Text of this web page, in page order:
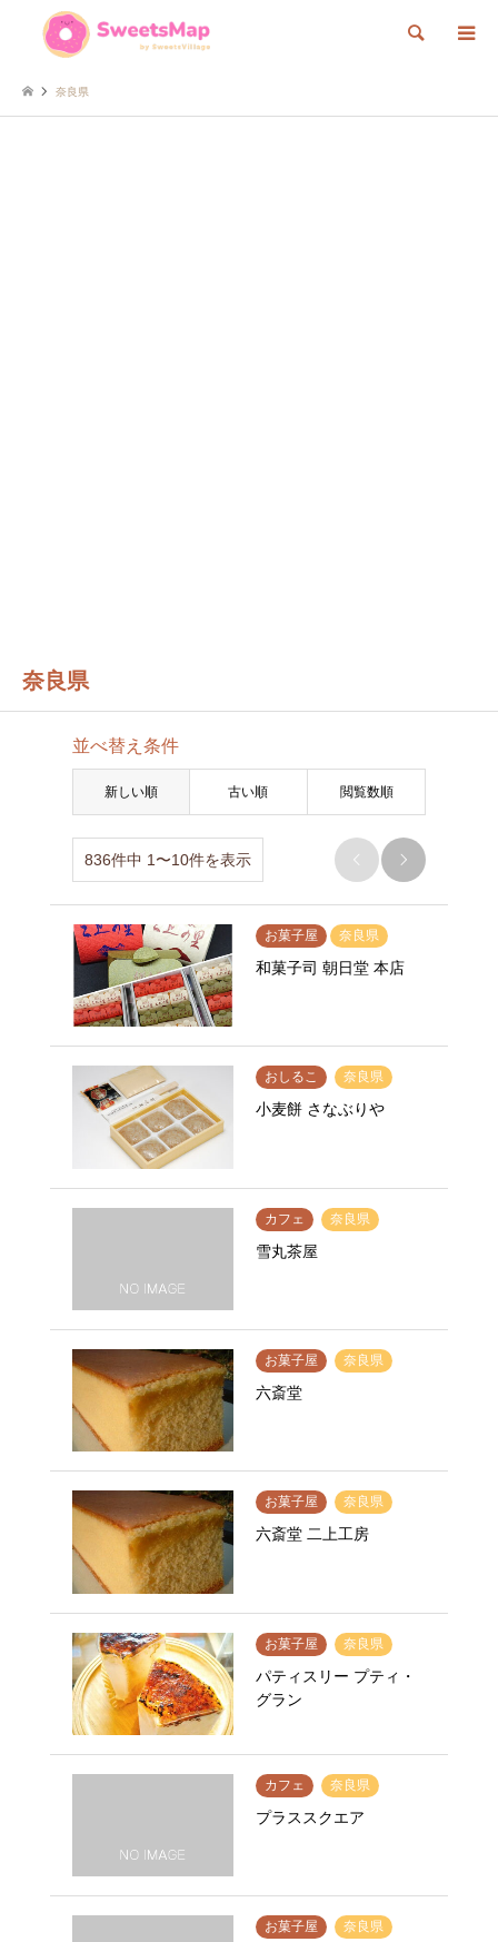
検索
奈良県
奈良県
並べ替え条件
新しい順 古い順 閲覧数順
836件中 1〜10件を表示  
お菓子屋 奈良県
和菓子司 朝日堂 本店
おしるこ 奈良県
小麦餅 さなぶりや
カフェ 奈良県
雪丸茶屋
お菓子屋 奈良県
六斎堂
お菓子屋 奈良県
六斎堂 二上工房
お菓子屋 奈良県
パティスリー プティ・
グラン
カフェ 奈良県
プラススクエア
お菓子屋 奈良県